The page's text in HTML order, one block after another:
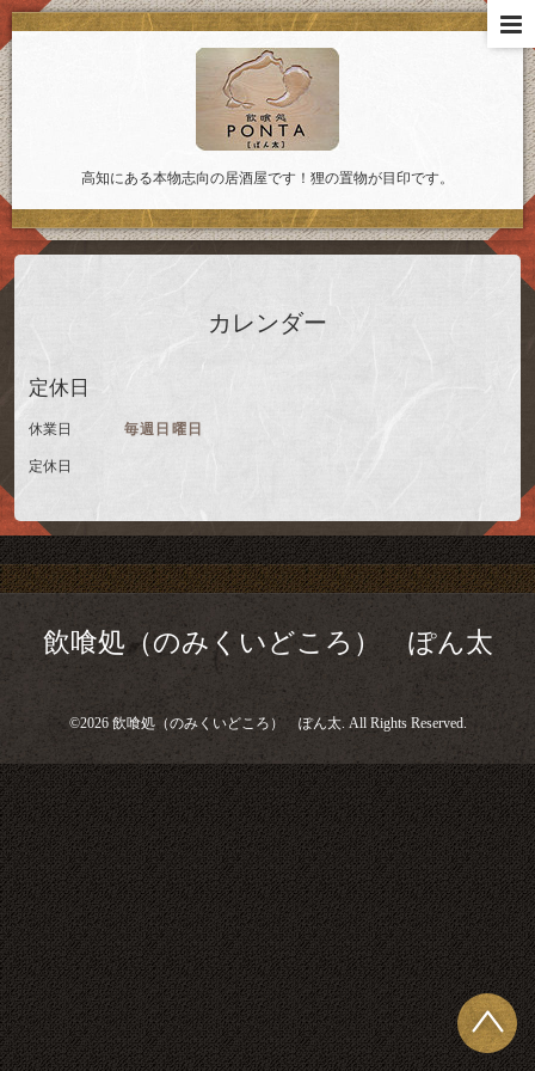
高知にある本物志向の居酒屋です！狸の置物が目印です。
カレンダー
定休日
休業日 毎週日曜日
定休日
飲喰処（のみくいどころ） ぽん太
©2026 飲喰処（のみくいどころ） ぽん太. All Rights Reserved.